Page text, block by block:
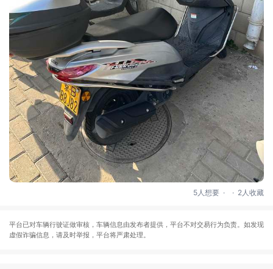
5人想要 . . 2人收藏
平台已对车辆行驶证做审核，车辆信息由发布者提供，平台不对交易行为负责。如发现
虚假诈骗信息，请及时举报，平台将严肃处理。